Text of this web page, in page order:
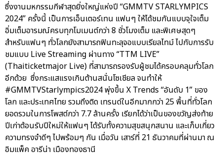
ซึ่งงานมหกรรมกีฬาสุดยิ่งใหญ่แห่งปี “GMMTV STARLYMPICS
2024” ครั้งนี้ เป็นการเอ็นเตอร์เทน แฟนๆ ให้ได้ชมกันแบบจุใจเต็ม
อิ่มเต็มอารมณ์ครบทุกโมเมนต์กว่า 8 ชั่วโมงเต็ม และพิเศษสุดๆ
สำหรับแฟนๆ ทั่วโลกยังสามารถฟินทะลุจอแบบเรียลไทม์ ไปกับการรับ
ชมแบบ Live Streaming ผ่านทาง “TTM LIVE”
(Thaiticketmajor Live) ที่สามารถรองรับผู้ชมได้ครอบคลุมทั่วโลก
อีกด้วย ซึ่งกระแสแรงเกินต้านสนั่นโซเชียล จนทำให้
#GMMTVStarlympics2024 พุ่งขึ้น X Trends “อันดับ 1” ของ
โลก และประเทศไทย รวมถึงติด เทรนด์ในอีกมากกว่า 25 พื้นที่ทั่วโลก
ยอดรวมในการโพสต์กว่า 7.7 ล้านครั้ง เรียกได้ว่าเป็นของขวัญส่งท้าย
ปีเก่าต้อนรับปีใหม่ให้แฟนๆ ได้รับทั้งความสุขสนุกสนาน และเก็บเกี่ยว
ความทรงจำดีๆ ไปพร้อมๆ กัน เมื่อวัน เสาร์ที่ 21 ธันวาคมที่ผ่านมา ณ
อิมแพ็ค อารีน่า เมืองทองธานี